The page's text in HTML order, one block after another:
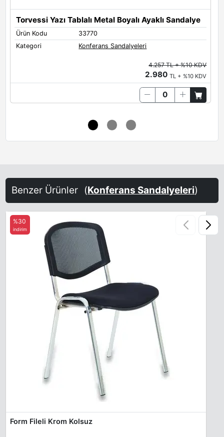
Torvessi Yazı Tablalı Metal Boyalı Ayaklı Sandalye
Ürün Kodu
33770
Kategori
Konferans Sandalyeleri
4.257 TL + %10 KDV
2.980TL + %10 KDV
Benzer Ürünler (Konferans Sandalyeleri)
Form Fileli Krom Kolsuz
%30
indirim